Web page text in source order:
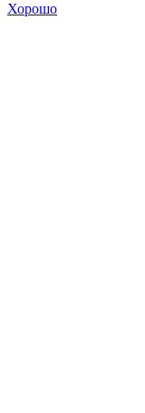
Хорошо